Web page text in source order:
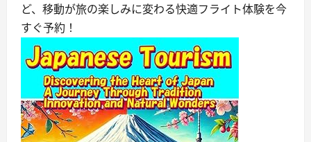
ど、移動が旅の楽しみに変わる快適フライト体験を今
すぐ予約！